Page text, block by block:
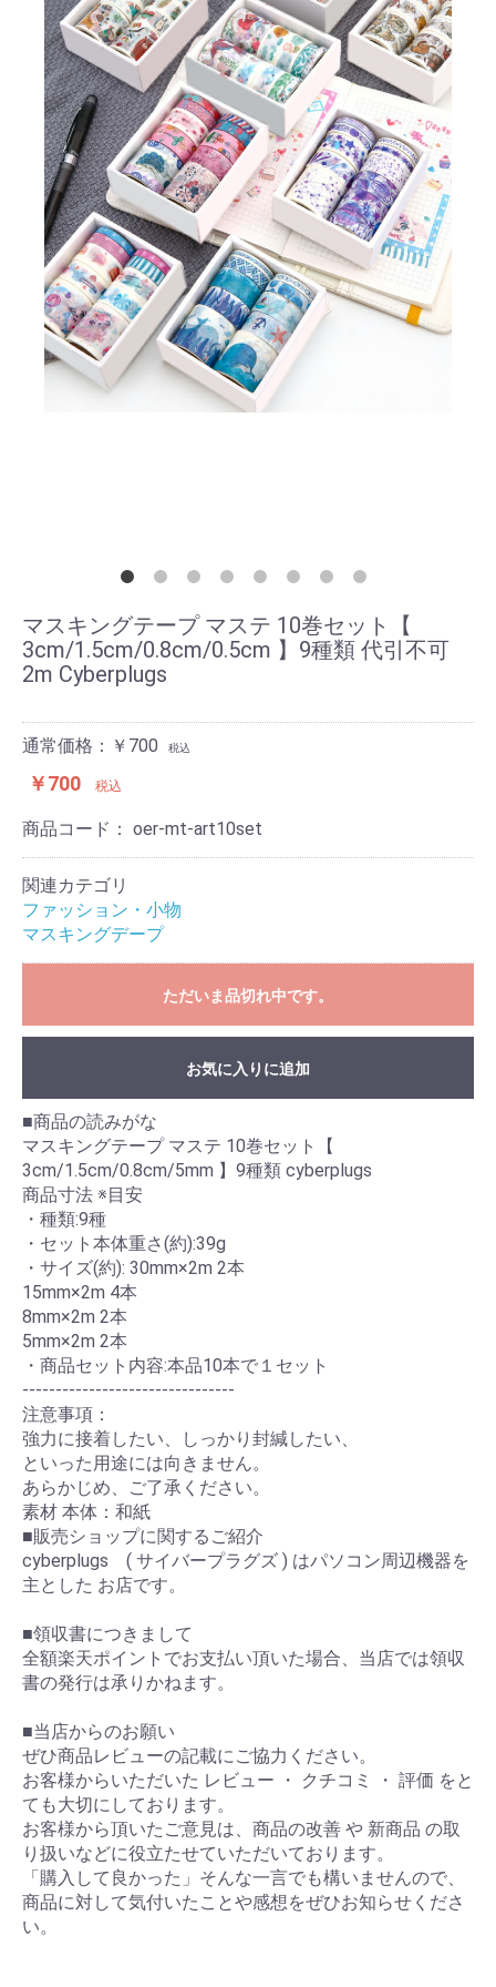
マスキングテープ マステ 10巻セット【
3cm/1.5cm/0.8cm/0.5cm 】9種類 代引不可
2m Cyberplugs
通常価格：￥700 税込
￥700 税込
商品コード： oer-mt-art10set
関連カテゴリ
ファッション・小物
マスキングデープ
ただいま品切れ中です。
お気に入りに追加
■商品の読みがな
マスキングテープ マステ 10巻セット【
3cm/1.5cm/0.8cm/5mm 】9種類 cyberplugs
商品寸法 ※目安
・種類:9種
・セット本体重さ(約):39g
・サイズ(約): 30mm×2m 2本
15mm×2m 4本
8mm×2m 2本
5mm×2m 2本
・商品セット内容:本品10本で１セット
--------------------------------
注意事項：
強力に接着したい、しっかり封緘したい、
といった用途には向きません。
あらかじめ、ご了承ください。
素材 本体：和紙
■販売ショップに関するご紹介
cyberplugs ( サイバープラグズ ) はパソコン周辺機器を
主とした お店です。
■領収書につきまして
全額楽天ポイントでお支払い頂いた場合、当店では領収
書の発行は承りかねます。
■当店からのお願い
ぜひ商品レビューの記載にご協力ください。
お客様からいただいた レビュー ・ クチコミ ・ 評価 をと
ても大切にしております。
お客様から頂いたご意見は、商品の改善 や 新商品 の取
り扱いなどに役立たせていただいております。
「購入して良かった」そんな一言でも構いませんので、
商品に対して気付いたことや感想をぜひお知らせくださ
い。